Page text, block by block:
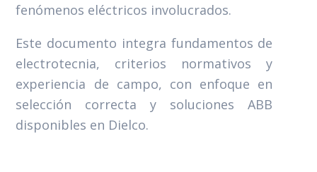
fenómenos eléctricos involucrados.
Este documento integra fundamentos de
electrotecnia, criterios normativos y
experiencia de campo, con enfoque en
selección correcta y soluciones ABB
disponibles en Dielco.